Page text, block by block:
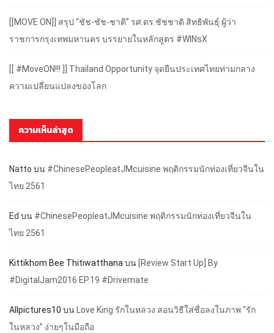
[[MOVE ON]] สรุป “ชัช-ชัช-ชาติ” รศ.ดร.ชัชชาติ สิทธิพันธุ์ ผู้ว่า
ราชการกรุงเทพมหานคร บรรยายในหลักสูตร #WINsX
[[ #MoveON!!! ]] Thailand Opportunity จุดยืนประเทศไทยท่ามกลาง
ความเปลี่ยนแปลงของโลก
ความเห็นล่าสุด
Natto บน #ChinesePeopleatJMcuisine พฤติกรรมนักท่องเที่ยวจีนใน
ไทย 2561
Ed บน #ChinesePeopleatJMcuisine พฤติกรรมนักท่องเที่ยวจีนใน
ไทย 2561
Kittikhom Bee Thitiwatthana บน [Review Start Up] By
#DigitalJam2016 EP.19 #Drivemate
Allpictures10 บน
Love King รักในหลวง สอนวิธีใส่ชื่อลงในภาพ “รัก
ในหลวง” ง่ายๆในมือถือ